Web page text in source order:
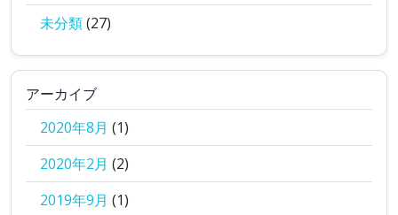
未分類(27)
アーカイブ
2020年8月 (1)
2020年2月 (2)
2019年9月 (1)